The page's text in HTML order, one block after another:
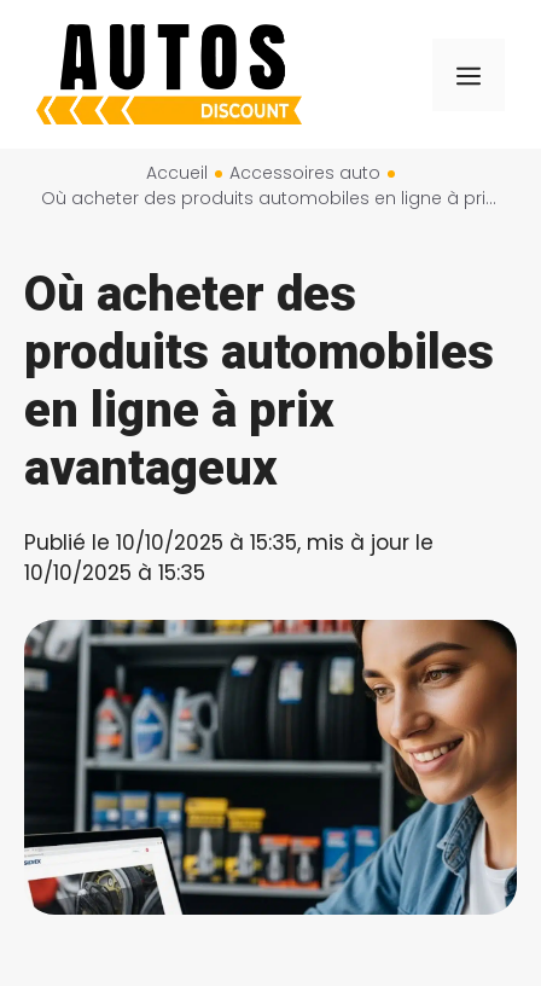
contenu
Menu
Accueil
Accessoires auto
Où acheter des produits automobiles en ligne à prix avantageux
Où acheter des
produits automobiles
en ligne à prix
avantageux
Publié le 10/10/2025 à 15:35, mis à jour le
10/10/2025 à 15:35